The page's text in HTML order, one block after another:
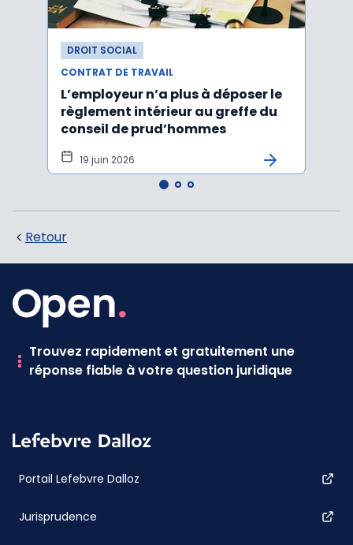
DROIT SOCIAL
CONTRAT DE TRAVAIL
L’employeur n’a plus à déposer le
règlement intérieur au greffe du
conseil de prud’hommes
19 juin 2026
Retour
Trouvez rapidement et gratuitement une
réponse fiable à votre question juridique
Portail Lefebvre Dalloz
Jurisprudence